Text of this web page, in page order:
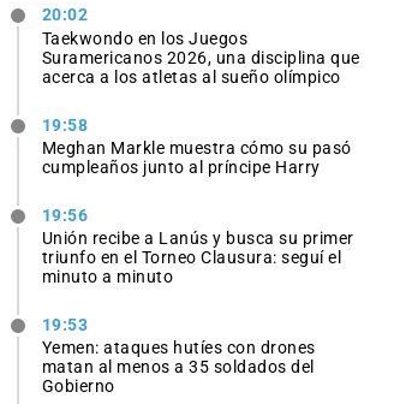
20:02
Taekwondo en los Juegos
Suramericanos 2026, una disciplina que
acerca a los atletas al sueño olímpico
19:58
Meghan Markle muestra cómo su pasó
cumpleaños junto al príncipe Harry
19:56
Unión recibe a Lanús y busca su primer
triunfo en el Torneo Clausura: seguí el
minuto a minuto
19:53
Yemen: ataques hutíes con drones
matan al menos a 35 soldados del
Gobierno